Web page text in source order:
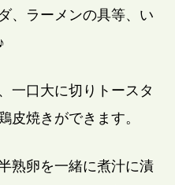
、ラーメンの具等、い
口大に切りトースタ
皮焼きができます。
熟卵を一緒に煮汁に漬